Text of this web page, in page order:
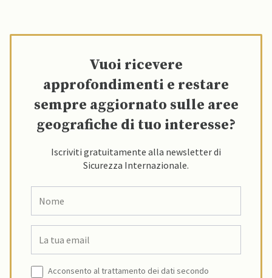
Vuoi ricevere
approfondimenti e restare
sempre aggiornato sulle aree
geografiche di tuo interesse?
Iscriviti gratuitamente alla newsletter di
Sicurezza Internazionale.
Acconsento al trattamento dei dati secondo